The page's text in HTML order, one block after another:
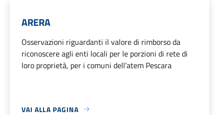
ARERA
Osservazioni riguardanti il valore di rimborso da
riconoscere agli enti locali per le porzioni di rete di
loro proprietà, per i comuni dell’atem Pescara
VAI ALLA PAGINA